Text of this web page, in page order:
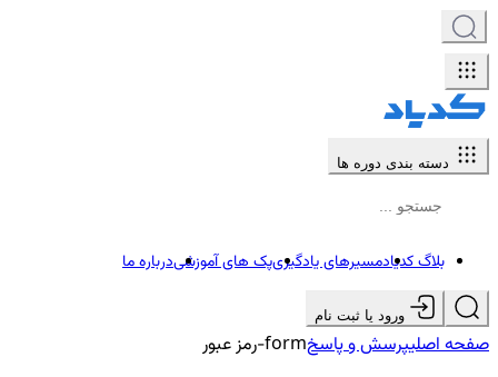
دسته بندی دوره ها
بلاگ کدیادمسیرهای یادگیریپک های آموزشیدرباره ما
ورود یا ثبت نام
صفحه اصلیپرسش و پاسخform-رمز عبور